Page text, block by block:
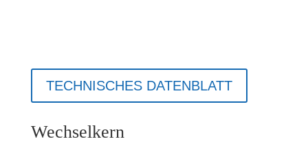
TECHNISCHES DATENBLATT
Wechselkern